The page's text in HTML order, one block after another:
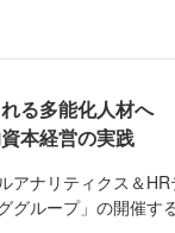
る多能化人材へ
本経営の実践
アナリティクス＆
グループ」の開催す